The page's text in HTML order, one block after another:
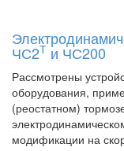
ЧС2Т и ЧС200
Рассмотрены
оборудования,
(реостатном)
модификации на